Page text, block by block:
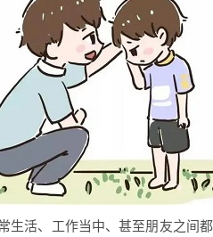
生活、工作当中、甚至朋友之间